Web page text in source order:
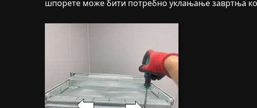
шпорете може бити потребно уклањање завртња